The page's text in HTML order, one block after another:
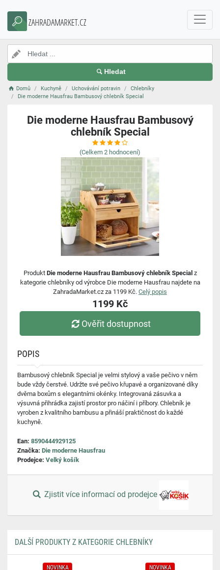
ZAHRADAMARKET.CZ
Hledat
Domů Kuchyně Uchovávání potravin
Chlebníky
Die moderne Hausfrau Bambusový chlebník Special
Die moderne Hausfrau Bambusový
chlebník Special
(Celkem 2 hodnocení)
Produkt Die moderne Hausfrau Bambusový chlebník Special z
kategorie chlebníky od výrobce Die moderne Hausfrau najdete na
ZahradaMarket.cz za 1199 Kč. Celý popis
1199 Kč
Ověřit dostupnost
POPIS
Bambusový chlebník Special je velmi stylový a vaše pečivo v něm
bude vždy čerstvé. Udržte své pečivo křupavé a organizované díky
dvěma boxům s elegantními okénky. Integrovaná zásuvka a
výsuvná přihrádka zajistí prostor pro náčiní i příbory. Chlebník je
vyroben z kvalitního bambusu a přináší praktičnost do každé
kuchyně.
Ean: 8590444929125
Značka: Die moderne Hausfrau
Prodejce: Velký košík
Zjistit více informací od prodejce
DALŠÍ PRODUKTY Z KATEGORIE CHLEBNÍKY
NOVINKA NOVINKA